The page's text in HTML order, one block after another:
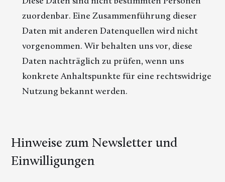
zuordenbar. Eine Zusammenführung dieser
Daten mit anderen Datenquellen wird nicht
vorgenommen. Wir behalten uns vor, diese
Daten nachträglich zu prüfen, wenn uns
konkrete Anhaltspunkte für eine rechtswidrige
Nutzung bekannt werden.
Hinweise zum Newsletter und
Einwilligungen